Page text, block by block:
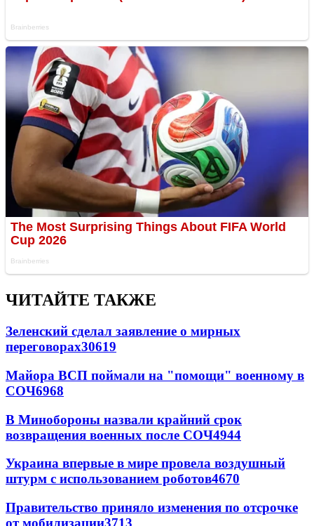
ЧИТАЙТЕ ТАКЖЕ
Зеленский сделал заявление о мирных
переговорах30619
Майора ВСП поймали на "помощи" военному в
СОЧ6968
В Минобороны назвали крайний срок
возвращения военных после СОЧ4944
Украина впервые в мире провела воздушный
штурм с использованием роботов4670
Правительство приняло изменения по отсрочке
от мобилизации3713